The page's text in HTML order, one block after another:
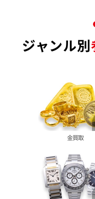
金のブレスレット 買
金のブローチ 買取
金貨･銀貨 買取
大判･小判 買取
イエローゴールド 買取
ホワイトゴールド 買
金コンビ 買取
プラチナ 買取
オパール 買取
パライバトルマリン
パール 買取
カルティエ 買取
ハリー･ウィンストン
ヴァンクリーフ&
アーペル 買取
グッチ 買取
ブシュロン 買取
ショーメ 買取
買取可能な商品をも
フィリップ 買取
オーデマピゲ 買取
エルメス 買取
シャネル 買取
オメガ 買取
タグ・ホイヤー 買取
ブライトリング
ジャンル別
金買取